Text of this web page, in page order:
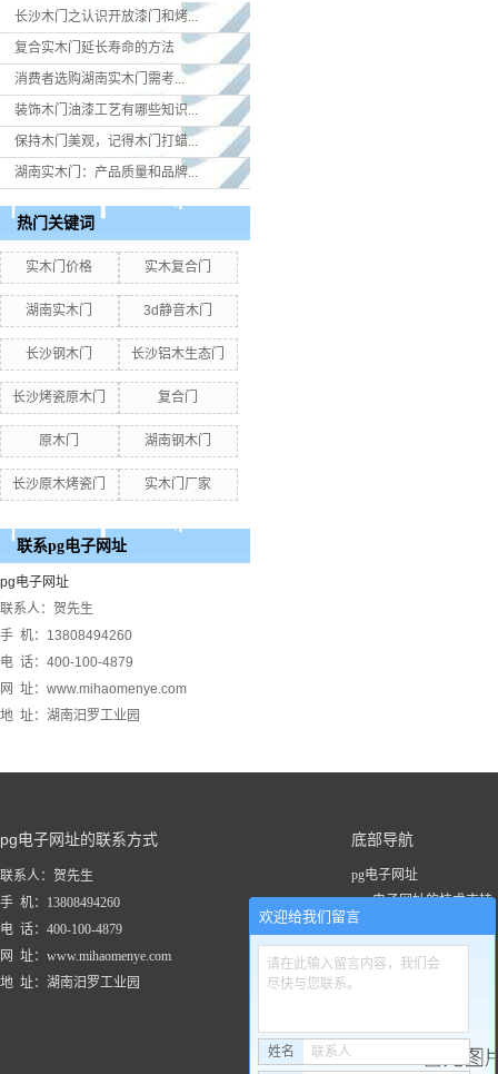
长沙木门之认识开放漆门和烤...
复合实木门延长寿命的方法
消费者选购湖南实木门​需考...
装饰木门油漆工艺有哪些知识...
保持木门美观，记得木门打蜡...
湖南实木门：产品质量和品牌...
热门关键词
实木门价格 实木复合门
湖南实木门 3d静音木门
长沙钢木门 长沙铝木生态门
长沙烤瓷原木门 复合门
原木门 湖南钢木门
长沙原木烤瓷门 实木门厂家
联系pg电子网址
pg电子网址
联系人：贺先生
手 机：13808494260
电 话：400-100-4879
网 址：www.mihaomenye.com
地 址：湖南汨罗工业园
pg电子网址的联系方式
联系人：贺先生
手 机：13808494260
电 话：400-100-4879
网 址：www.mihaomenye.com
地 址：湖南汨罗工业园
底部导航
pg电子网址
pg电子网址的技术支持
关于pg电子网址
工程案例
欢迎给我们留言
请在此输入留言内容，我们会
尽快与您联系。
姓名 联系人